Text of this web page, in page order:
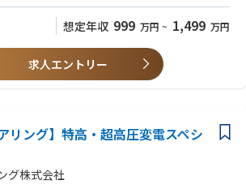
大手町1-5-1 大手町ファーストスクエアイーストタ
Inc.（米国）
Partners、Coral Capital、Archetype Venture
with sustainable energy solutions
the first global fleet of Advanced Reactors
クトロードマップ作成・KPI設計・効果測定
サイクル全体を推進します。
・要件定義・開発推進・テスト・商用リリース・グ
しながらプロジェクトをリードします。
ティング・システム開発・UX/UI・AI開発チーム・
ョン・営業・外部パートナー
ャー経験、要件定義・ユーザーストーリー作成経験
サービス・アプリケーション開発経験、Agile/Scru
力
想定年収 999 万円 ~ 1,499 万円
求人エントリー
リング】特高・超高圧変電スペシ
グ株式会社